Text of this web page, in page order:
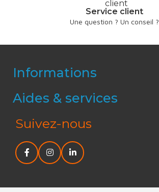
Service client
Une question ? Un conseil ?
Informations
Aides & services
Suivez-nous